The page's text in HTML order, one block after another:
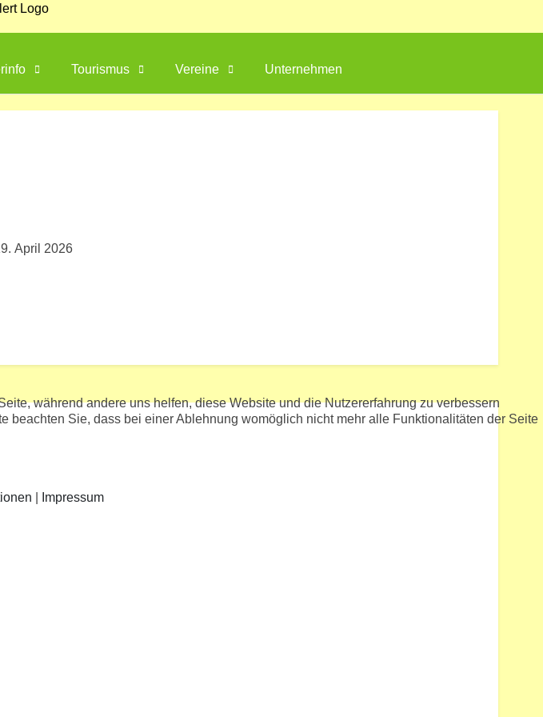
Tourismus Vereine Unternehmen
April 2026
während andere uns helfen, diese Website und die Nutzererfahrung zu verbessern
Sie, dass bei einer Ablehnung womöglich nicht mehr alle Funktionalitäten der Seite
Impressum